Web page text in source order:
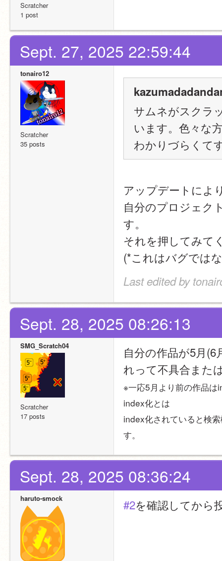
Scratcher
1 post
Sept. 27, 2025 22:59:44
tonairo12
Scratcher
35 posts
サムネがスクラ
います。色々な
わかりづらくて
アップデートによ
自分のプロジェク
す。
それを押してみて
(*これはバグでは
Last edited by
Sept. 28, 2025 08:26:13
SMG_Scratch04
Scratcher
17 posts
自分の作品が5月
れって不具合また
※一応5月より前の作品
index化とは
index化されていると検
す。
Sept. 28, 2025 08:36:24
haruto-smock #2を確認してから